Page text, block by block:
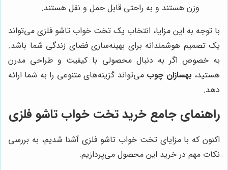
وزن هستند و به راحتی قابل حمل و نقل هستند.
با توجه به این مزایا، انتخاب یک تخت خواب تاشو فلزی می‌تواند
یک تصمیم هوشمندانه برای بهینه‌سازی فضای زندگی شما باشد.
به خصوص اگر به دنبال محصولی با کیفیت و طراحی مدرن
هستید، بهسازان چوب می‌تواند گزینه‌های متنوعی را به شما ارائه
دهد.
راهنمای جامع خرید تخت خواب تاشو فلزی
اکنون که با مزایای تخت خواب تاشو فلزی آشنا شدیم، به بررسی
نکات مهم در خرید این محصول می‌پردازیم: